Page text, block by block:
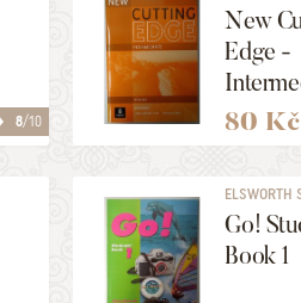
8/10
New
Edge -
80 Kč
ELSWORTH
Go!
Book 1